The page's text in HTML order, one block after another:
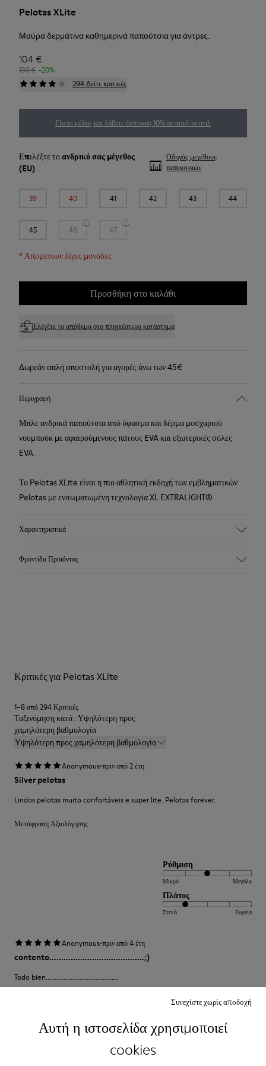
Αυτή η ιστοσελίδα χρησιμοποιεί
cookies
Συνεχίστε χωρίς αποδοχή
Pelotas XLite
Μαύρα δερμάτινα καθημερινά παπούτσια για άντρες.
104 €
130 € -20%
294 Δείτε κριτικές
Γίνετε μέλος και λάβετε έκπτωση 10% σε αυτό το στιλ
Επιλέξτε τοανδρικό σας μέγεθος
(EU)
Οδηγός μεγέθους
παπουτσιών
39 40 41 42 43 44
45 46 47
*Απομένουν λίγες μονάδες
Προσθήκη στο καλάθι
Ελέγξτε το απόθεμα στο πλησιέστερο κατάστημα
Δωρεάν απλή αποστολή για αγορές άνω των 45€
Περιγραφή
Μπλε ανδρικά παπούτσια από ύφασμα και δέρμα μοσχαριού
νουμπούκ με αφαιρούμενους πάτους EVA και εξωτερικές σόλες
EVA.
Το Pelotas XLite είναι η πιο αθλητική εκδοχή των εμβληματικών
Pelotas με ενσωματωμένη τεχνολογία XL EXTRALIGHT®
Χαρακτηριστικά
Ύφασμα / Δέρμα μοσχαριού
Φροντίδα Προϊόντος
ζευγαριού σας, επισκεφθείτε τον
Κριτικές για Pelotas XLite
1–8 από 294 Κριτικές
Ταξινόμηση κατά : Υψηλότερη προς
χαμηλότερη βαθμολογία
Υψηλότερη προς χαμηλότερη βαθμολογία
Anonymous·πριν από 2 έτη
Silver pelotas
Lindos pelotas muito confortáveis e super lite. Pelotas forever.
Μετάφραση Αξιολόγησης
Ρύθμιση
Μικρό Μεγάλο
Πλάτος
Στενό Ευρεία
Anonymous·πριν από 4 έτη
contento........................................;)
Todo bien.........................................